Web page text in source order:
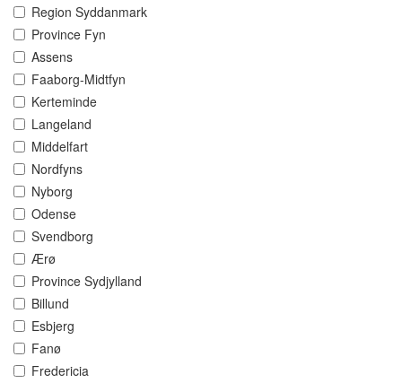
Region Syddanmark
Province Fyn
Assens
Faaborg-Midtfyn
Kerteminde
Langeland
Middelfart
Nordfyns
Nyborg
Odense
Svendborg
Ærø
Province Sydjylland
Billund
Esbjerg
Fanø
Fredericia